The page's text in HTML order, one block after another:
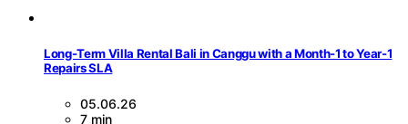
Long-Term Villa Rental Bali in Canggu with a Month-1 to Year-1
Repairs SLA
05.06.26
7 min